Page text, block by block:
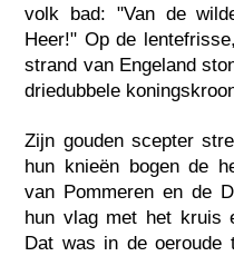
volk bad: "Van de
Heer!" Op de
strand van Engeland
driedubbele
Zijn gouden scepter
hun knieën bogen de
van Pommeren en de
hun vlag met het kruis
Dat was in de